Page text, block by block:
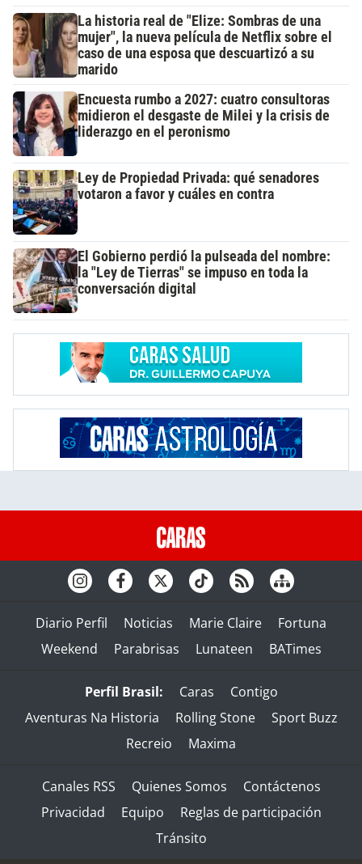
La historia real de "Elize: Sombras de una
mujer", la nueva película de Netflix sobre el
caso de una esposa que descuartizó a su
marido
Encuesta rumbo a 2027: cuatro consultoras
midieron el desgaste de Milei y la crisis de
liderazgo en el peronismo
Ley de Propiedad Privada: qué senadores
votaron a favor y cuáles en contra
El Gobierno perdió la pulseada del nombre:
la "Ley de Tierras" se impuso en toda la
conversación digital
Diario Perfil Noticias Marie Claire
Fortuna
Weekend
Parabrisas Lunateen BATimes
Perfil Brasil: Caras
Contigo
Aventuras Na Historia
Rolling Stone
Sport Buzz
Recreio
Maxima
Canales RSS Quienes Somos
Contáctenos
Privacidad
Equipo
Reglas de participación
Tránsito